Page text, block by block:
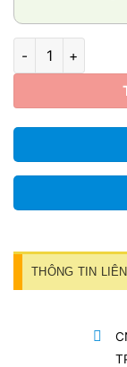
Vạn lời chúc phúc
THÔNG TIN